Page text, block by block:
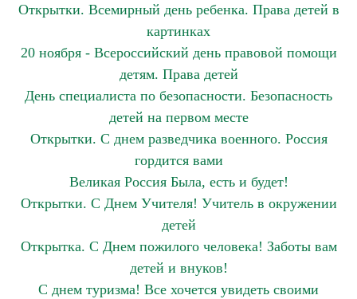
Открытки. Всемирный день ребенка. Права детей в
картинках
20 ноября - Всероссийский день правовой помощи
детям. Права детей
День специалиста по безопасности. Безопасность
детей на первом месте
Открытки. С днем разведчика военного. Россия
гордится вами
Великая Россия Была, есть и будет!
Открытки. С Днем Учителя! Учитель в окружении
детей
Открытка. С Днем пожилого человека! Заботы вам
детей и внуков!
С днем туризма! Все хочется увидеть своими